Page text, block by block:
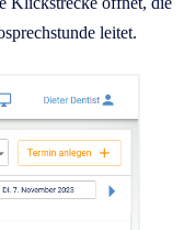
leitet.